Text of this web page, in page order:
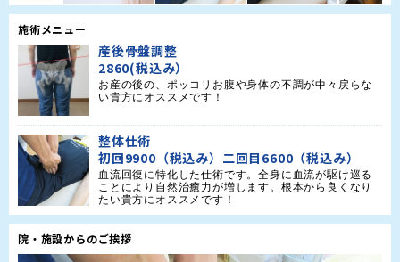
施術メニュー
産後骨盤調整
2860(税込み）
お産の後の、ポッコリお腹や身体の不調が中々戻らな
い貴方にオススメです！
整体仕術
初回9900（税込み）二回目6600（税込み）
血流回復に特化した仕術です。全身に血流が駆け巡る
ことにより自然治癒力が増します。根本から良くなり
たい貴方にオススメです！
院・施設からのご挨拶